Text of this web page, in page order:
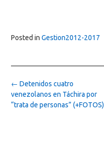
Posted in Gestion2012-2017
Post
navigation
← Detenidos cuatro
venezolanos en Táchira por
“trata de personas” (+FOTOS)